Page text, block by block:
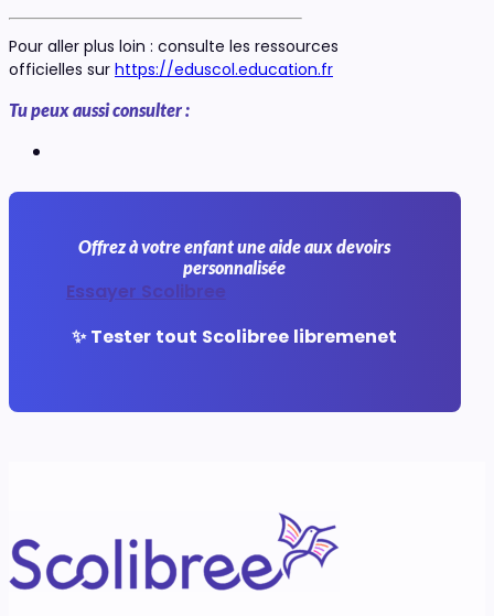
Pour aller plus loin : consulte les ressources
officielles sur https://eduscol.education.fr
Tu peux aussi consulter :
Offrez à votre enfant une aide aux devoirs
personnalisée
Essayer Scolibree
✨ Tester tout Scolibree libremenet